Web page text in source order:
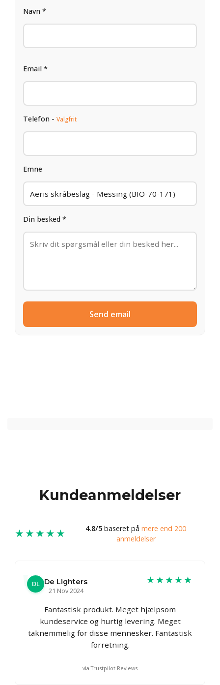
Navn *
Email *
Telefon - Valgfrit
Emne
Din besked *
Send email
Kundeanmeldelser
★★★★★ 4.8/5 baseret på mere end 200
anmeldelser
DL De Lighters
21 Nov 2024
★★★★★
Fantastisk produkt. Meget hjælpsom
kundeservice og hurtig levering. Meget
taknemmelig for disse mennesker. Fantastisk
forretning.
via Trustpilot Reviews